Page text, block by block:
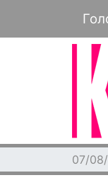
07/